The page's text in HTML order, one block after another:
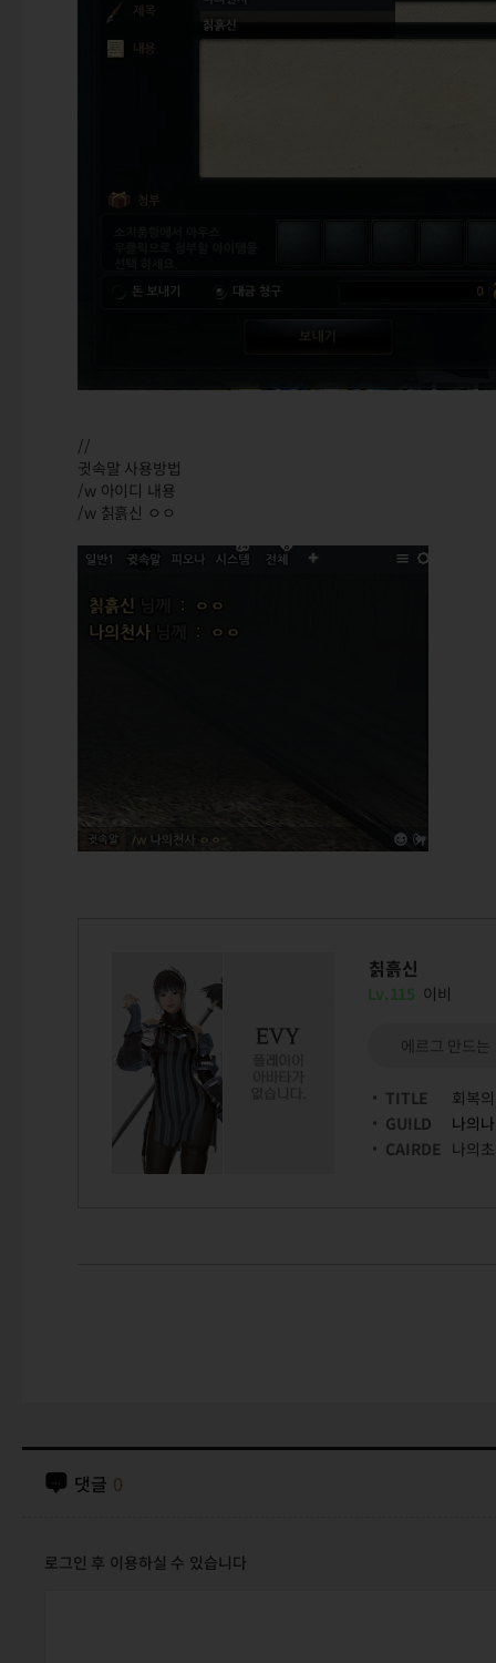
//
귓속말 사용방법
/w 아이디 내용
/w 칡흙신 ㅇㅇ
칡흙신
Lv.115 이비
에르그 만드는
TITLE
회복
GUILD
나의
CAIRDE 나의
댓글 0
로그인 후 이용하실 수 있습니다